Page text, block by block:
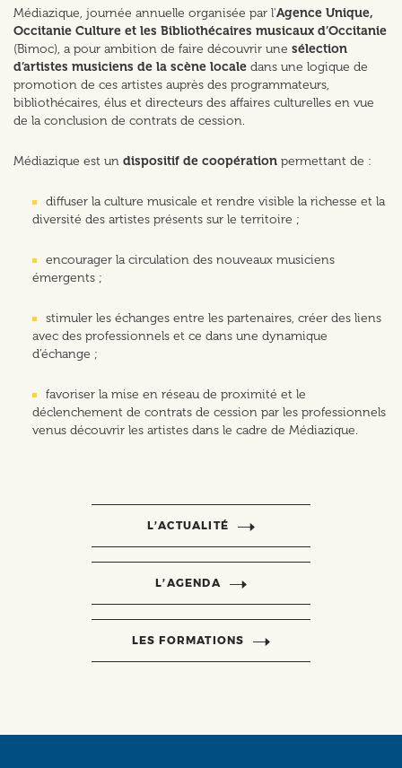
Médiazique, journée annuelle organisée par l'Agence Unique,
Occitanie Culture et les Bibliothécaires musicaux d’Occitanie
(Bimoc), a pour ambition de faire découvrir une sélection
d’artistes musiciens de la scène locale dans une logique de
promotion de ces artistes auprès des programmateurs,
bibliothécaires, élus et directeurs des affaires culturelles en vue
de la conclusion de contrats de cession.
Médiazique est un dispositif de coopération permettant de :
diffuser la culture musicale et rendre visible la richesse et la
diversité des artistes présents sur le territoire ;
encourager la circulation des nouveaux musiciens
émergents ;
stimuler les échanges entre les partenaires, créer des liens
avec des professionnels et ce dans une dynamique
d’échange ;
favoriser la mise en réseau de proximité et le
déclenchement de contrats de cession par les professionnels
venus découvrir les artistes dans le cadre de Médiazique.
L’ACTUALITÉ
L’AGENDA
LES FORMATIONS